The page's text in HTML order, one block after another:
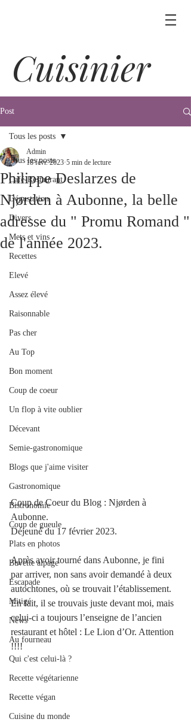
Cuisinier
Post
Tous les posts
Café-Restaurant
Dégustation
Divers
Mets et vins
Recettes
Elevé
Assez élevé
Raisonnable
Pas cher
Au Top
Bon moment
Coup de coeur
Un flop à vite oublier
Décevant
Semie-gastronomique
Blogs que j'aime visiter
Gastronomique
Bistronomie
Coup de gueule
Plats en photos
Buvette alpage
Escapade
Mitigé
News
Au fourneau
Qui c'est celui-là ?
Recette végétarienne
Recette végan
Cuisine du monde
Tous les posts
Philippe Deslarzes de
Njørden à Aubonne, la belle
adresse du " Promu Romand "
de l'année 2023.
Admin
18 févr. 2023 5 min de lecture
Coup de Coeur du Blog : Njørden à
Aubonne.
Déjeuné du 17 février 2023.
Après avoir tourné dans Aubonne, je fini
par arriver, non sans avoir demandé à deux
autochtones, où se trouvait l’établissement.
En fait, il se trouvais juste devant moi, mais
celui-ci a toujours l’enseigne de l’ancien
restaurant et hôtel : Le Lion d’Or. Attention
!!!!